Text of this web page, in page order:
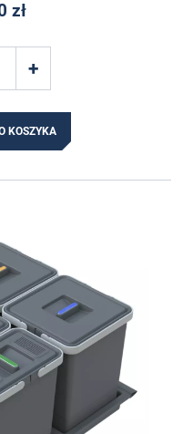
zł
KOSZYKA